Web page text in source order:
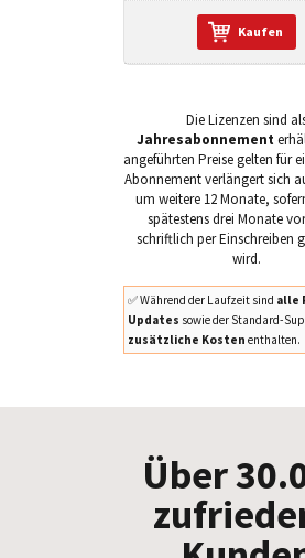
Kaufen
Die Lizenzen sind
Jahresabonnement
angeführten Preise gelten für
Abonnement verlängert sich
um weitere 12 Monate,
spätestens drei Monate
schriftlich per Einschreiben
wird.
✅ Während der Laufzeit sind alle
Updates sowie der Standard-
zusätzliche Kosten enthalten.
Über